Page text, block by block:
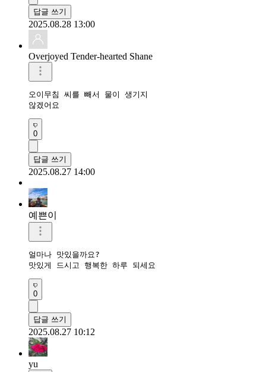
답글 쓰기
2025.08.28 13:00
Overjoyed Tender-hearted Shane
오이무침 씨를 빼서 물이 생기지
않겠어요
0
답글 쓰기
2025.08.27 14:00
예쁜이
얼마나 맛있을까요?
맛있게 드시고 행복한 하루 되세요
0
답글 쓰기
2025.08.27 10:12
yu